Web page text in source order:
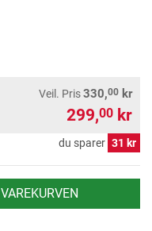
Veil. Pris330,00 kr
299,00 kr
du sparer 31 kr
I VAREKURVEN